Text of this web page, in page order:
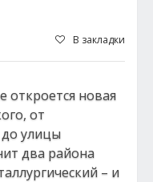
В закладки
откроется новая
от
до улицы
два района
– и